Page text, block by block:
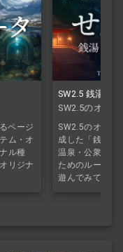
ページ
ム・オ
ル種
リジナ
SW2.5 銭湯（
SW2.5のオリ
SW2.5のオリジ
成した「銭湯ル
温泉・公衆浴場
ためのルールで
遊んでみてくだ